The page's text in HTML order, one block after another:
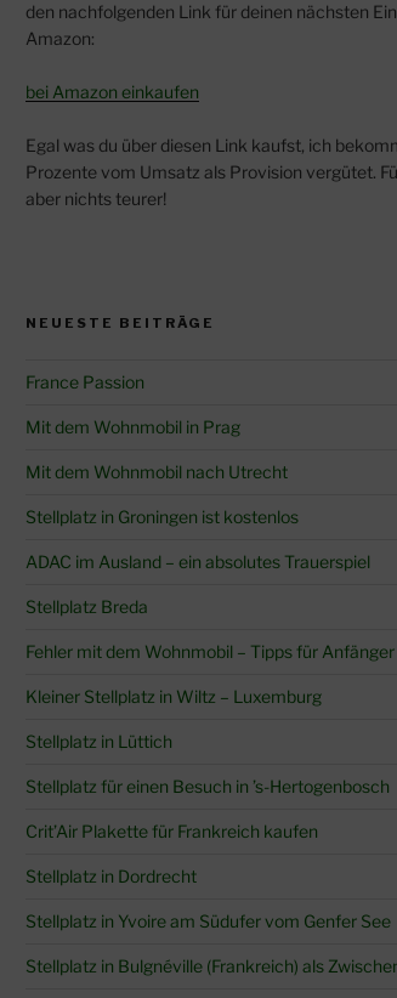
den nachfolgenden Link für deinen nächsten
Amazon:
bei Amazon einkaufen
Egal was du über diesen Link kaufst, ich
Prozente vom Umsatz als Provision vergütet.
aber nichts teurer!
NEUESTE BEITRÄGE
France Passion
Mit dem Wohnmobil in Prag
Mit dem Wohnmobil nach Utrecht
Stellplatz in Groningen ist kostenlos
ADAC im Ausland – ein absolutes Trauerspiel
Stellplatz Breda
Fehler mit dem Wohnmobil – Tipps für Anfänger
Kleiner Stellplatz in Wiltz – Luxemburg
Stellplatz in Lüttich
Stellplatz für einen Besuch in ’s-Hertogenbosch
Crit’Air Plakette für Frankreich kaufen
Stellplatz in Dordrecht
Stellplatz in Yvoire am Südufer vom Genfer See
Stellplatz in Bulgnéville (Frankreich) als